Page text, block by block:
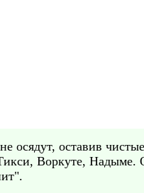
осядут, оставив
Воркуте, Надыме.